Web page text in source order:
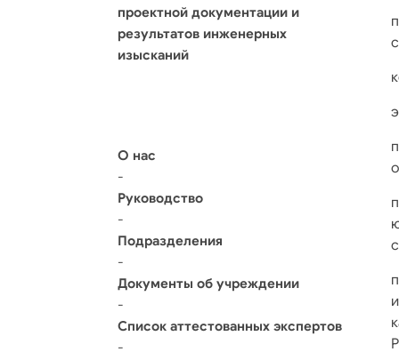
проектной документации и
результатов инженерных
изысканий
О нас
-
Руководство
-
Подразделения
-
Документы об учреждении
-
Список аттестованных экспертов
-